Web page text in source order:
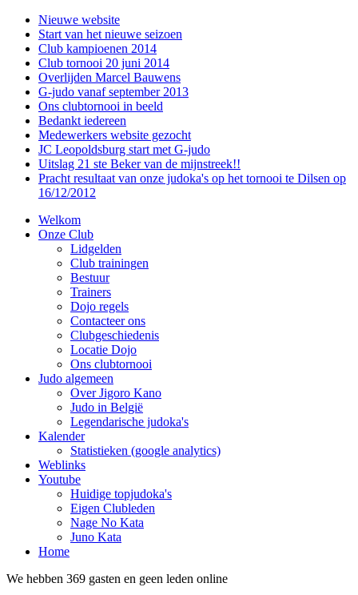
Nieuwe website
Start van het nieuwe seizoen
Club kampioenen 2014
Club tornooi 20 juni 2014
Overlijden Marcel Bauwens
G-judo vanaf september 2013
Ons clubtornooi in beeld
Bedankt iedereen
Medewerkers website gezocht
JC Leopoldsburg start met G-judo
Uitslag 21 ste Beker van de mijnstreek!!
Pracht resultaat van onze judoka's op het tornooi te Dilsen op
16/12/2012
Welkom
Onze Club
Lidgelden
Club trainingen
Bestuur
Trainers
Dojo regels
Contacteer ons
Clubgeschiedenis
Locatie Dojo
Ons clubtornooi
Judo algemeen
Over Jigoro Kano
Judo in België
Legendarische judoka's
Kalender
Statistieken (google analytics)
Weblinks
Youtube
Huidige topjudoka's
Eigen Clubleden
Nage No Kata
Juno Kata
Home
We hebben 369 gasten en geen leden online